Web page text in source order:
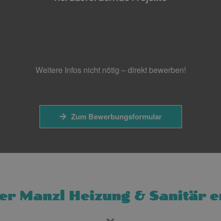
Weitere Infos nicht nötig – direkt bewerben!
Zum Bewerbungsformular
Manzl Heizung & Sanitär